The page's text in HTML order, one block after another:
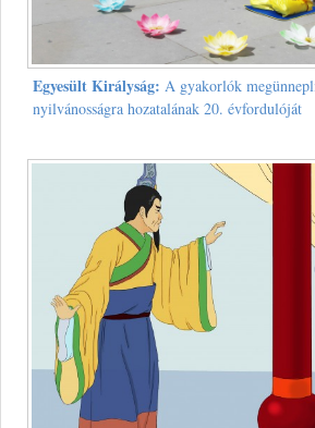
Egyesült Királyság: A gyakorlók
nyilvánosságra hozatalának 20. évfordulóját